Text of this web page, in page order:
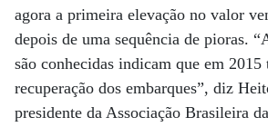
agora a primeira elevação no valor
depois de uma sequência de pioras.
são conhecidas indicam que em 2015
recuperação dos embarques”, diz
presidente da Associação Brasileira